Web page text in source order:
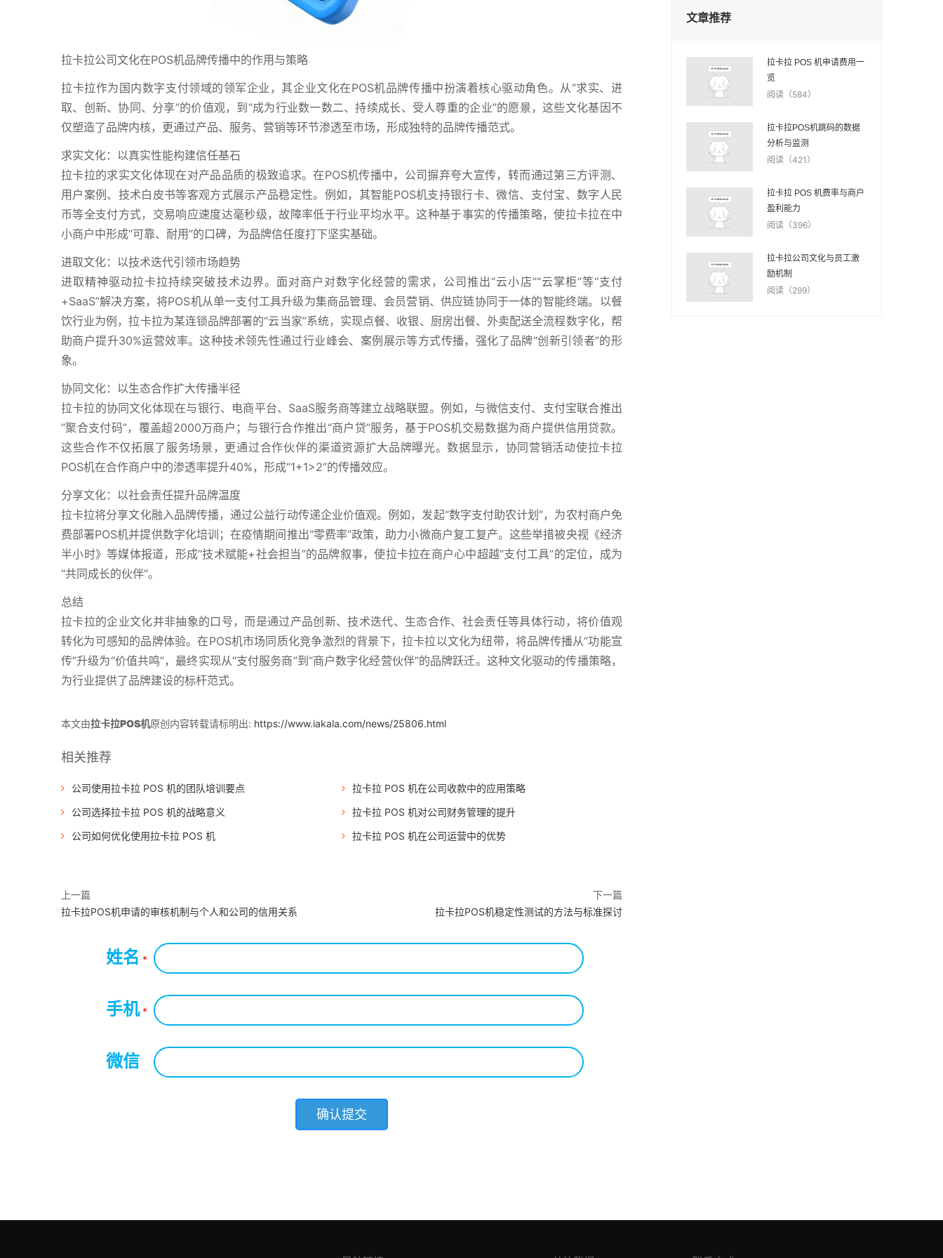
拉卡拉公司文化在POS机品牌传播中的作用与策略
拉卡拉作为国内数字支付领域的领军企业，其企业文化在POS机品牌传播中扮演着核心驱动角色。从“求实、进
取、创新、协同、分享”的价值观，到“成为行业数一数二、持续成长、受人尊重的企业”的愿景，这些文化基因不
仅塑造了品牌内核，更通过产品、服务、营销等环节渗透至市场，形成独特的品牌传播范式。
求实文化：以真实性能构建信任基石
拉卡拉的求实文化体现在对产品品质的极致追求。在POS机传播中，公司摒弃夸大宣传，转而通过第三方评测、
用户案例、技术白皮书等客观方式展示产品稳定性。例如，其智能POS机支持银行卡、微信、支付宝、数字人民
币等全支付方式，交易响应速度达毫秒级，故障率低于行业平均水平。这种基于事实的传播策略，使拉卡拉在中
小商户中形成“可靠、耐用”的口碑，为品牌信任度打下坚实基础。
进取文化：以技术迭代引领市场趋势
进取精神驱动拉卡拉持续突破技术边界。面对商户对数字化经营的需求，公司推出“云小店”“云掌柜”等“支付
+SaaS”解决方案，将POS机从单一支付工具升级为集商品管理、会员营销、供应链协同于一体的智能终端。以餐
饮行业为例，拉卡拉为某连锁品牌部署的“云当家”系统，实现点餐、收银、厨房出餐、外卖配送全流程数字化，帮
助商户提升30%运营效率。这种技术领先性通过行业峰会、案例展示等方式传播，强化了品牌“创新引领者”的形
象。
协同文化：以生态合作扩大传播半径
拉卡拉的协同文化体现在与银行、电商平台、SaaS服务商等建立战略联盟。例如，与微信支付、支付宝联合推出
“聚合支付码”，覆盖超2000万商户；与银行合作推出“商户贷”服务，基于POS机交易数据为商户提供信用贷款。
这些合作不仅拓展了服务场景，更通过合作伙伴的渠道资源扩大品牌曝光。数据显示，协同营销活动使拉卡拉
POS机在合作商户中的渗透率提升40%，形成“1+1>2”的传播效应。
分享文化：以社会责任提升品牌温度
拉卡拉将分享文化融入品牌传播，通过公益行动传递企业价值观。例如，发起“数字支付助农计划”，为农村商户免
费部署POS机并提供数字化培训；在疫情期间推出“零费率”政策，助力小微商户复工复产。这些举措被央视《经济
半小时》等媒体报道，形成“技术赋能+社会担当”的品牌叙事，使拉卡拉在商户心中超越“支付工具”的定位，成为
“共同成长的伙伴”。
总结
拉卡拉的企业文化并非抽象的口号，而是通过产品创新、技术迭代、生态合作、社会责任等具体行动，将价值观
转化为可感知的品牌体验。在POS机市场同质化竞争激烈的背景下，拉卡拉以文化为纽带，将品牌传播从“功能宣
传”升级为“价值共鸣”，最终实现从“支付服务商”到“商户数字化经营伙伴”的品牌跃迁。这种文化驱动的传播策略，
为行业提供了品牌建设的标杆范式。
本文由拉卡拉POS机原创内容转载请标明出: https://www.iakala.com/news/25806.html
相关推荐
公司使用拉卡拉 POS 机的团队培训要点
拉卡拉 POS 机在公司收款中的应用策略
公司选择拉卡拉 POS 机的战略意义
拉卡拉 POS 机对公司财务管理的提升
公司如何优化使用拉卡拉 POS 机
拉卡拉 POS 机在公司运营中的优势
上一篇
拉卡拉POS机申请的审核机制与个人和公司的信用关系
下一篇
拉卡拉POS机稳定性测试的方法与标准探讨
姓名 *
手机*
微信
文章推荐
拉卡拉 POS 机申请费用一
览
阅读（584）
拉卡拉POS机跳码的数据
分析与监测
阅读（421）
拉卡拉 POS 机费率与商户
盈利能力
阅读（396）
拉卡拉公司文化与员工激
励机制
阅读（299）